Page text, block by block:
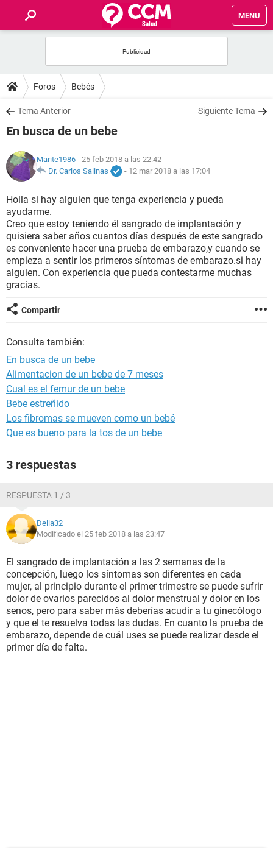
MENU
FOROS
SALUD
NUTRICIÓN
BIENESTAR
SEXUALIDAD
GLOSARIO
Foros Bebés
Tema Anterior Siguiente Tema
En busca de un bebe
Marite1986 - 25 feb 2018 a las 22:42
Dr. Carlos Salinas
- 12 mar 2018 a las 17:04
Holla si hay alguien que tenga experiencia y pueda
ayudarme.
Creo que estoy teniendo él sangrado de implantación y
quisiera saber años cuantos días después de este sangrado
es conveniente hacer una prueba de embarazo,y cuando se
empieza a sentir los primeros síntomas de embarazo.si hay
alguien. Con experiencia que pueda contestarme muchas
gracias.
Compartir
Consulta también:
En busca de un bebe
Alimentacion de un bebe de 7 meses
Cual es el femur de un bebe
Bebe estreñido
Los fibromas se mueven como un bebé
Que es bueno para la tos de un bebe
3 respuestas
RESPUESTA 1 / 3
Delia32
Modificado el 25 feb 2018 a las 23:47
El sangrado de implantación a las 2 semanas de la
concepción, luego los síntomas son diferentes en cada
mujer, al principio durante el primer trimestre se puede sufrir
dolor de ovarios parecidos al dolor menstrual y dolor en los
senos, pero para saber más deberías acudir a tu ginecólogo
y que el te resuelva todas las dudas. En cuanto la prueba de
embarazo, depende de cuál uses se puede realizar desde el
primer día de falta.